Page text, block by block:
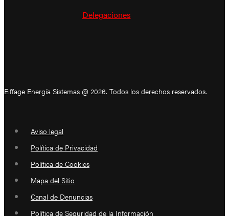
Delegaciones
Eiffage Energía Sistemas @ 2026. Todos los derechos reservados.
Aviso legal
Política de Privacidad
Política de Cookies
Mapa del Sitio
Canal de Denuncias
Política de Seguridad de la Información